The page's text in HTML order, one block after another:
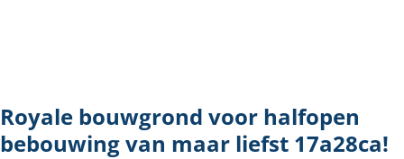
Royale bouwgrond voor halfopen
bebouwing van maar liefst 17a28ca!